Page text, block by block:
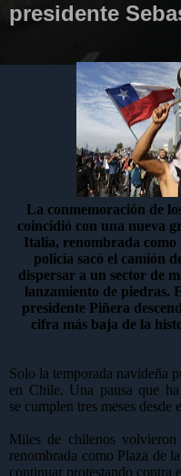
presidente
La conmemoración de
coincidió con una nueva
Italia, renombrada como
policía sacó el camión
dispersar a un sector de
lanzamiento de piedras.
presidente Piñera
cifra más baja de la
Solo la temporada navideña
en Chile. Una pausa que
se cumplen tres meses desde
Miles de chilenos
renombrada como Plaza de
continuar protestando contra